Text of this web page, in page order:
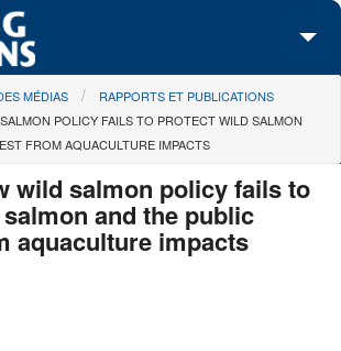
MÉDIAS
RAPPORTS ET PUBLICATIONS
POLICY FAILS TO PROTECT WILD SALMON
FROM AQUACULTURE IMPACTS
wild salmon policy fails to
and the public
aquaculture impacts